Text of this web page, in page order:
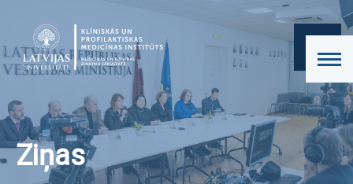
Ziņas